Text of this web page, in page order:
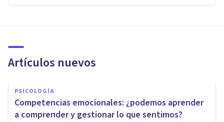
Artículos nuevos
PSICOLOGÍA
Competencias emocionales: ¿podemos aprender
a comprender y gestionar lo que sentimos?